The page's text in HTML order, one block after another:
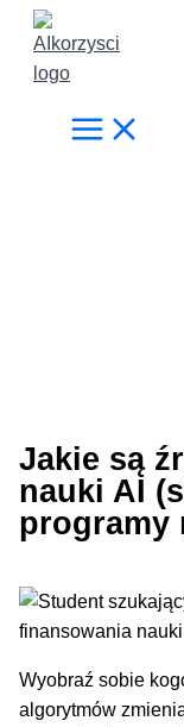
Przejdź
treści
Jakie są
nauki AI
programy
Wyobraź sobie
algorytmów